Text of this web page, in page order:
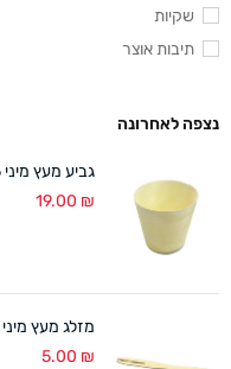
שקיות
תיבות אוצר
נצפה לאחרונה
גביע מעץ מיני 6/4.5 ס"מ (50 יח')
19.00 ₪
מזלג מעץ מיני (50
5.00 ₪